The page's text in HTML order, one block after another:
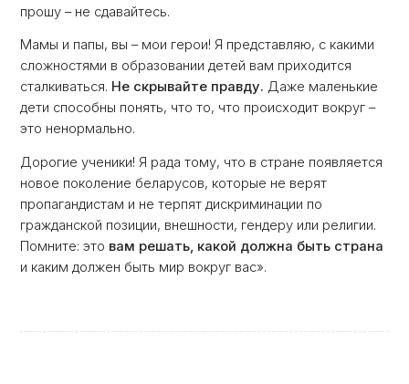
прошу – не сдавайтесь.
Мамы и папы, вы – мои герои! Я представляю, с какими
сложностями в образовании детей вам приходится
сталкиваться. Не скрывайте правду. Даже маленькие
дети способны понять, что то, что происходит вокруг –
это ненормально.
Дорогие ученики! Я рада тому, что в стране появляется
новое поколение беларусов, которые не верят
пропагандистам и не терпят дискриминации по
гражданской позиции, внешности, гендеру или религии.
Помните: это вам решать, какой должна быть страна
и каким должен быть мир вокруг вас».